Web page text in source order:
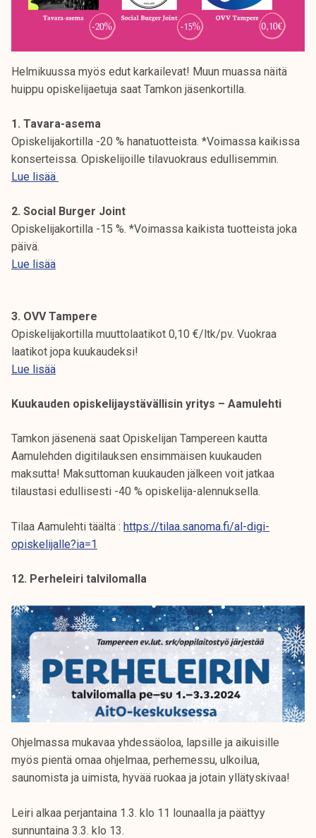
Helmikuussa myös edut karkailevat! Muun muassa näitä
huippu opiskelijaetuja saat Tamkon jäsenkortilla.
1. Tavara-asema
Opiskelijakortilla -20 % hanatuotteista. *Voimassa kaikissa
konserteissa. Opiskelijoille tilavuokraus edullisemmin.
Lue lisää
2. Social Burger Joint
Opiskelijakortilla -15 %. *Voimassa kaikista tuotteista joka
päivä.
Lue lisää
3. OVV Tampere
Opiskelijakortilla muuttolaatikot 0,10 €/ltk/pv. Vuokraa
laatikot jopa kuukaudeksi!
Lue lisää
Kuukauden opiskelijaystävällisin yritys – Aamulehti
Tamkon jäsenenä saat Opiskelijan Tampereen kautta
Aamulehden digitilauksen ensimmäisen kuukauden
maksutta! Maksuttoman kuukauden jälkeen voit jatkaa
tilaustasi edullisesti -40 % opiskelija-alennuksella.
Tilaa Aamulehti täältä : https://tilaa.sanoma.fi/al-digi-
opiskelijalle?ia=1
12. Perheleiri talvilomalla
Ohjelmassa mukavaa yhdessäoloa, lapsille ja aikuisille
myös pientä omaa ohjelmaa, perhemessu, ulkoilua,
saunomista ja uimista, hyvää ruokaa ja jotain yllätyskivaa!
Leiri alkaa perjantaina 1.3. klo 11 lounaalla ja päättyy
sunnuntaina 3.3. klo 13.